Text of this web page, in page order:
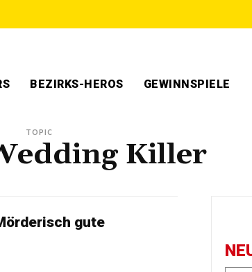
BEZIRKS-HEROS GEWINNSPIELE
TOPIC
Killer
gute